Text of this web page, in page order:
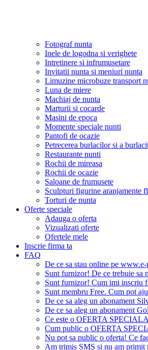
Fotograf nunta
Inele de logodna si verighete
Intretinere si infrumusetare
Invitatii nunta si meniuri nunta
Limuzine microbuze transport
Luna de miere
Machiaj de nunta
Marturii si cocarde
Masini de epoca
Momente speciale nunti
Pantofi de ocazie
Petrecerea burlacilor si a
Restaurante nunti
Rochii de mireasa
Rochii de ocazie
Saloane de frumusete
Sculpturi figurine aranjamente
Torturi de nunta
Oferte speciale
Adauga o oferta
Vizualizati oferte
Ofertele mele
Inscrie firma ta
FAQ
De ce sa stau online pe
Sunt furnizor! De ce trebuie sa
Sunt furnizor! Cum imi inscriu
Sunt membru Free. Cum pot
De ce sa aleg un abonament
De ce sa aleg un abonament
Ce este o OFERTA
Cum public o OFERTA
Nu pot sa public o oferta! Ce
Am trimis SMS si nu am primit